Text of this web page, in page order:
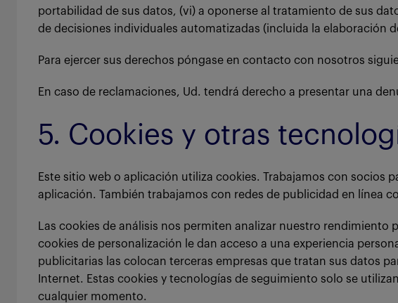
portabilidad de sus datos, (vi) a oponerse al tratamiento de sus
de decisiones individuales automatizadas (incluida la elaboración
Para ejercer sus derechos póngase en contacto con nosotros
En caso de reclamaciones, Ud. tendrá derecho a presentar una
5. Cookies y otras
Este sitio web o aplicación utiliza cookies. Trabajamos con socios
aplicación. También trabajamos con redes de publicidad en línea
Las cookies de análisis nos permiten analizar nuestro
cookies de personalización le dan acceso a una experiencia
publicitarias las colocan terceras empresas que tratan sus datos
Internet. Estas cookies y tecnologías de seguimiento solo se
cualquier momento.